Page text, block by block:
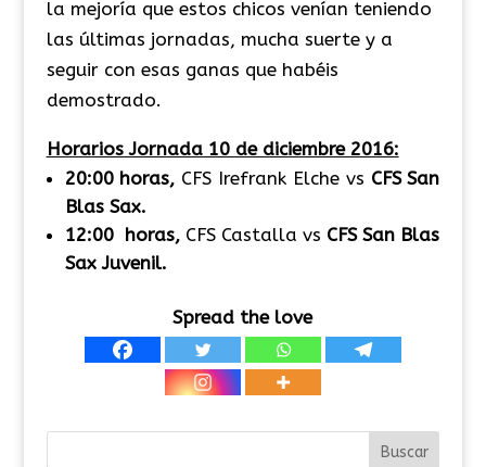
la mejoría que estos chicos venían teniendo
las últimas jornadas, mucha suerte y a
seguir con esas ganas que habéis
demostrado.
Horarios Jornada 10 de diciembre 2016:
20:00 horas, CFS Irefrank Elche vs CFS San
Blas Sax.
12:00 horas, CFS Castalla vs CFS San Blas
Sax Juvenil.
Spread the love